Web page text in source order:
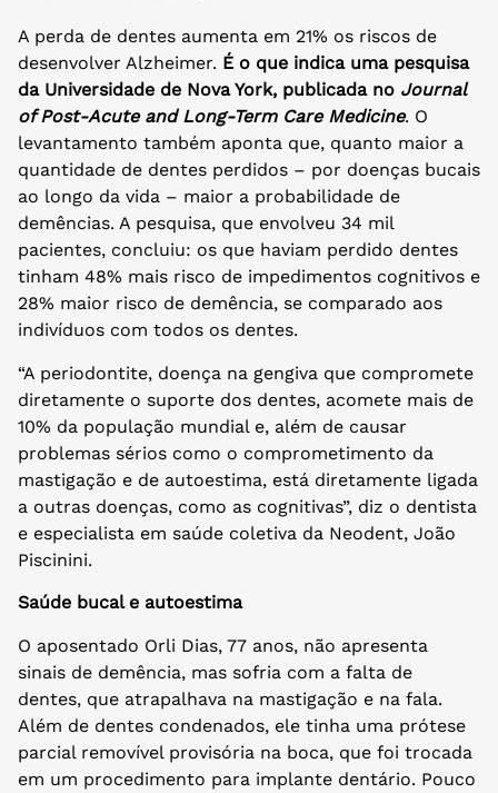
A perda de dentes aumenta em 21% os riscos de
desenvolver Alzheimer. É o que indica uma pesquisa
da Universidade de Nova York, publicada no Journal
of Post-Acute and Long-Term Care Medicine. O
levantamento também aponta que, quanto maior a
quantidade de dentes perdidos – por doenças bucais
ao longo da vida – maior a probabilidade de
demências. A pesquisa, que envolveu 34 mil
pacientes, concluiu: os que haviam perdido dentes
tinham 48% mais risco de impedimentos cognitivos e
28% maior risco de demência, se comparado aos
indivíduos com todos os dentes.
“A periodontite, doença na gengiva que compromete
diretamente o suporte dos dentes, acomete mais de
10% da população mundial e, além de causar
problemas sérios como o comprometimento da
mastigação e de autoestima, está diretamente ligada
a outras doenças, como as cognitivas”, diz o dentista
e especialista em saúde coletiva da Neodent, João
Piscinini.
Saúde bucal e autoestima
O aposentado Orli Dias, 77 anos, não apresenta
sinais de demência, mas sofria com a falta de
dentes, que atrapalhava na mastigação e na fala.
Além de dentes condenados, ele tinha uma prótese
parcial removível provisória na boca, que foi trocada
em um procedimento para implante dentário. Pouco